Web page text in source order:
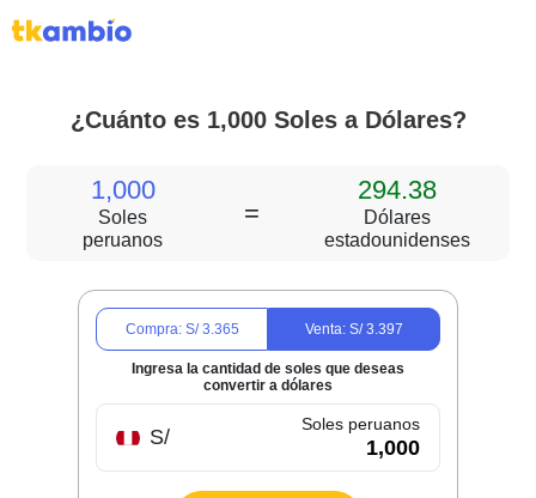
¿Cuánto es 1,000 Soles a Dólares?
1,000
Soles
peruanos
=
294.38
Dólares
estadounidenses
Compra: S/3.365 Venta: S/3.397
Ingresa la cantidad de soles que deseas
convertir a dólares
S/
Soles peruanos